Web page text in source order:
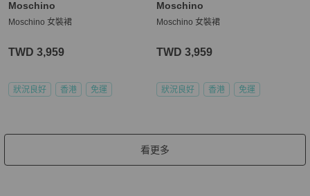
Moschino
Moschino 女裝裙
TWD 3,959
狀況良好 香港 免運
Moschino
Moschino 女裝裙
TWD 3,959
狀況良好 香港 免運
看更多